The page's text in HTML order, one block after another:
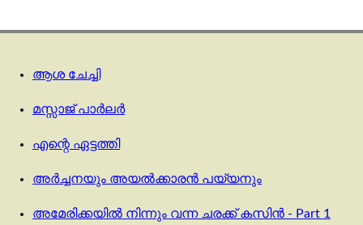
ആശ ചേച്ചി
മസ്സാജ് പാര്‍ലര്‍
എന്റെ ഏട്ടത്തി
അർച്ചനയും അയൽക്കാരൻ പയ്യനും
അമേരിക്കയിൽ നിന്നും വന്ന ചരക്ക് കസിൻ - Part 1